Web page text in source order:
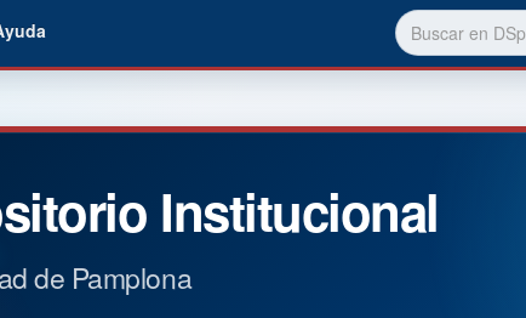
Institucional
de Pamplona